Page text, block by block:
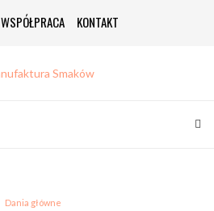
WSPÓŁPRACA KONTAKT
Dania główne